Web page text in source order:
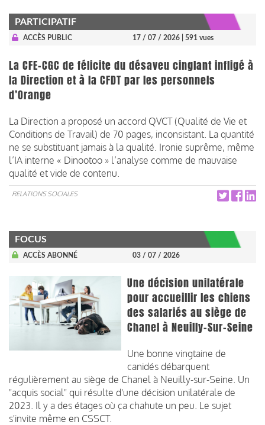
PARTICIPATIF
ACCÈS PUBLIC 17 / 07 / 2026 | 591 vues
La CFE-CGC de félicite du désaveu cinglant infligé à
la Direction et à la CFDT par les personnels
d’Orange
La Direction a proposé un accord QVCT (Qualité de Vie et
Conditions de Travail) de 70 pages, inconsistant. La quantité
ne se substituant jamais à la qualité. Ironie suprême, même
l’IA interne « Dinootoo » l’analyse comme de mauvaise
qualité et vide de contenu.
RELATIONS SOCIALES
FOCUS
ACCÈS ABONNÉ 03 / 07 / 2026
Une décision unilatérale
pour accueillir les chiens
des salariés au siège de
Chanel à Neuilly-Sur-Seine
Une bonne vingtaine de
canidés débarquent
régulièrement au siège de Chanel à Neuilly-sur-Seine. Un
"acquis social" qui résulte d'une décision unilatérale de
2023. Il y a des étages où ça chahute un peu. Le sujet
s'invite même en CSSCT.